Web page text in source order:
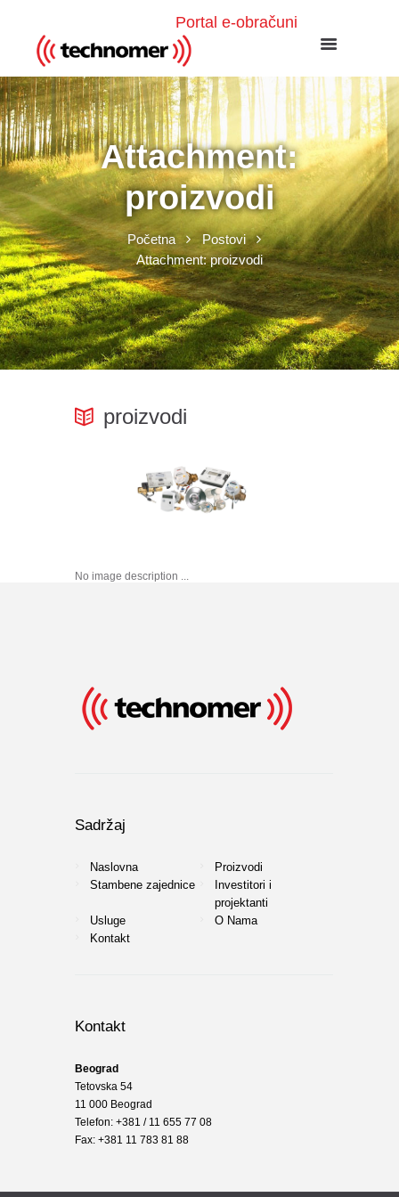
Portal e-obračuni
Attachment:
proizvodi
Početna
Postovi
Attachment: proizvodi
proizvodi
No image description ...
Sadržaj
Naslovna
Proizvodi
Stambene zajednice
Investitori i
projektanti
Usluge
O Nama
Kontakt
Kontakt
Beograd
Tetovska 54
11 000 Beograd
Telefon: +381 / 11 655 77 08
Fax: +381 11 783 81 88